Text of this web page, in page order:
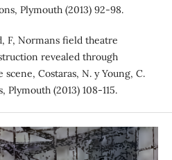
Plymouth (2013) 92-98.
F, `Normans field theatre
revealed through
Costaras, N. y Young, C.
Plymouth (2013) 108-115.